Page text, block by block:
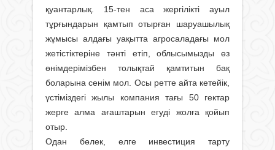
қуантарлық. 15-тен аса жергілікті ауыл
тұрғындарын қамтып отырған шаруашылық
жұмысы алдағы уақытта агросаладағы мол
жетістіктеріне тәнті етіп, облысымызды өз
өнімдерімізбен толықтай қамтитын бақ
боларына сенім мол. Осы ретте айта кетейік,
үстіміздегі жылы компания тағы 50 гектар
жерге алма ағаштарын егуді жолға қойып
отыр.
Одан бөлек, елге инвестиция тарту